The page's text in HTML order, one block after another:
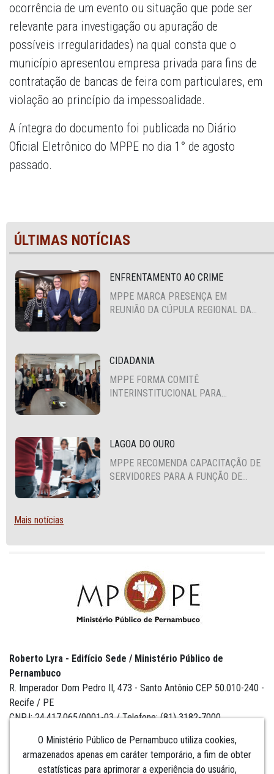
ocorrência de um evento ou situação que pode ser
relevante para investigação ou apuração de
possíveis irregularidades) na qual consta que o
município apresentou empresa privada para fins de
contratação de bancas de feira com particulares, em
violação ao princípio da impessoalidade.
A íntegra do documento foi publicada no Diário
Oficial Eletrônico do MPPE no dia 1° de agosto
passado.
ÚLTIMAS NOTÍCIAS
ENFRENTAMENTO AO CRIME
MPPE MARCA PRESENÇA EM
REUNIÃO DA CÚPULA REGIONAL DA
CIDADANIA
MPPE FORMA COMITÊ
INTERINSTITUCIONAL PARA
LAGOA DO OURO
MPPE RECOMENDA CAPACITAÇÃO DE
SERVIDORES PARA A FUNÇÃO DE
Mais notícias
O Ministério Público de Pernambuco utiliza cookies,
armazenados apenas em caráter temporário, a fim de obter
estatísticas para aprimorar a experiência do usuário,
Roberto Lyra - Edifício Sede / Ministério Público de
Pernambuco
R. Imperador Dom Pedro II, 473 - Santo Antônio CEP 50.010-240 -
Recife / PE
CNPJ: 24.417.065/0001-03 / Telefone: (81) 3182-7000
Institucional